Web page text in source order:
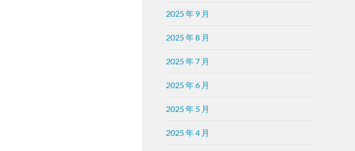
2025 年 9 月
2025 年 8 月
2025 年 7 月
2025 年 6 月
2025 年 5 月
2025 年 4 月